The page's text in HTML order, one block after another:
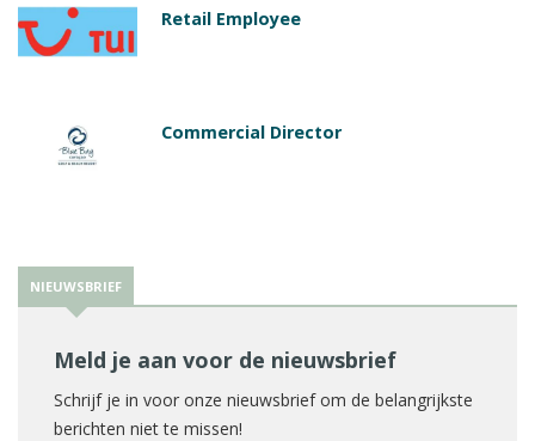
Retail Employee
Commercial Director
NIEUWSBRIEF
Meld je aan voor de nieuwsbrief
Schrijf je in voor onze nieuwsbrief om de belangrijkste
berichten niet te missen!